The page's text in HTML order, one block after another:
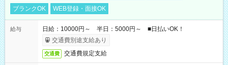
ブランクOK
WEB登録・面接OK
給与
日給：10000円～ 半日：5000円～ ■日払いOK！
交通費別途支給あり
交通費 交通費規定支給